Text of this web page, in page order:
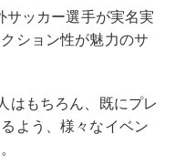
サッカー選手が実名実
ション性が魅力のサ
はもちろん、既にプレ
よう、様々なイベン